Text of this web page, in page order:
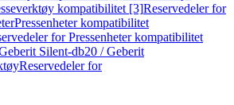
kompatibilitet [3]Reservedeler for
Pressenheter kompatibilitet
for Pressenheter kompatibilitet
Silent-db20 / Geberit
Reservedeler for